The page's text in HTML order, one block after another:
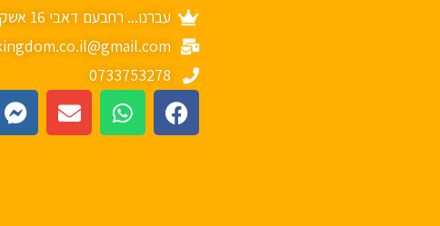
עברנו... רחבעם דאבי 16 אשקלון
0733753278